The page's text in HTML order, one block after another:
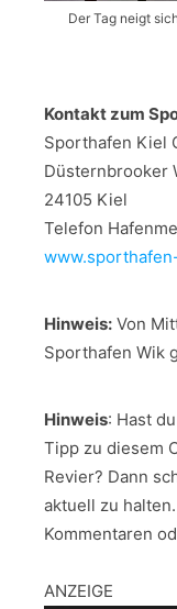
Der Tag neigt
Kontakt zum
Sporthafen Kiel
Düsternbrooker
24105 Kiel
Telefon
Hinweis: Von
Sporthafen Wik
Hinweis: Hast
Tipp zu diesem
Revier? Dann
aktuell zu
Kommentaren
ANZEIGE